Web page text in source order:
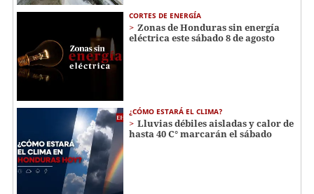
CORTES DE ENERGÍA
Zonas de Honduras sin energía
eléctrica este sábado 8 de agosto
¿CÓMO ESTARÁ EL CLIMA?
Lluvias débiles aisladas y calor de
hasta 40 C° marcarán el sábado